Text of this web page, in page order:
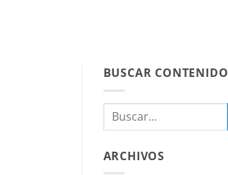
BUSCAR CONTENIDO
ARCHIVOS